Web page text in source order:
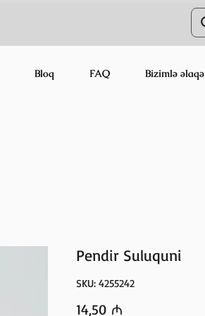
Bloq FAQ Bizimlə əlaqə
Pendir Suluquni
SKU: 4255242
14,50 ₼